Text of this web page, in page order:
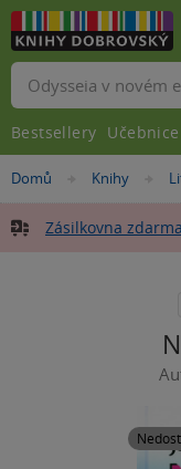
Nacházíte
zde:
Domů »
Knihy »
Zásilkovna
Vyhledávání
Bestsellery Učebnice